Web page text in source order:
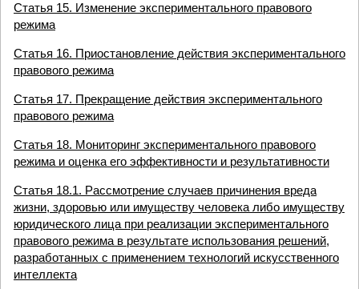
Статья 15. Изменение экспериментального правового
режима
Статья 16. Приостановление действия экспериментального
правового режима
Статья 17. Прекращение действия экспериментального
правового режима
Статья 18. Мониторинг экспериментального правового
режима и оценка его эффективности и результативности
Статья 18.1. Рассмотрение случаев причинения вреда
жизни, здоровью или имуществу человека либо имуществу
юридического лица при реализации экспериментального
правового режима в результате использования решений,
разработанных с применением технологий искусственного
интеллекта